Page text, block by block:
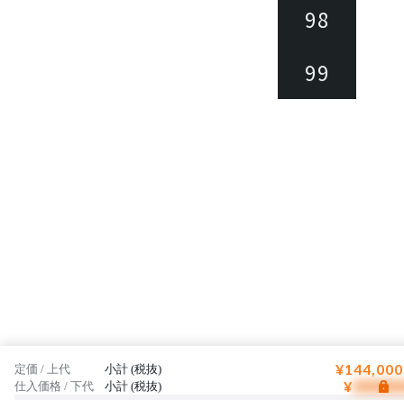
98
99
定価 / 上代 小計 (税抜)
仕入価格 / 下代 小計 (税抜) ¥